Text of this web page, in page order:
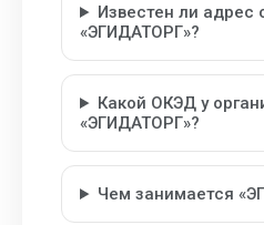
Известен ли адрес
«ЭГИДАТОРГ»?
Какой ОКЭД у
«ЭГИДАТОРГ»?
Чем занимается